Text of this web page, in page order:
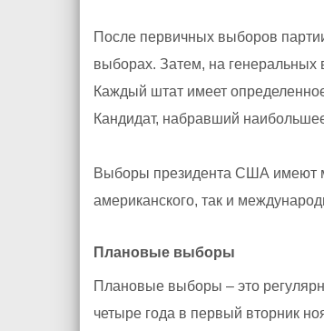
После первичных выборов
выборах. Затем, на
Каждый штат имеет
Кандидат, набравший
Выборы президента США имеют
американского, так и
Плановые выборы
Плановые выборы – это
четыре года в первый вторник